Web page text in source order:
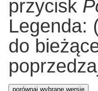
przycisk
Legenda:
do